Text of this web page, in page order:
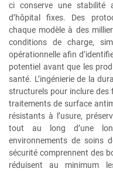
ci conserve une stabilité
d’hôpital fixes. Des
chaque modèle à des
conditions de charge,
opérationnelle afin
potentiel avant que les
santé. L’ingénierie de la
structurels pour inclure
traitements de surface
résistants à l’usure,
tout au long d’une
environnements de soins
sécurité comprennent des
réduisent au minimum